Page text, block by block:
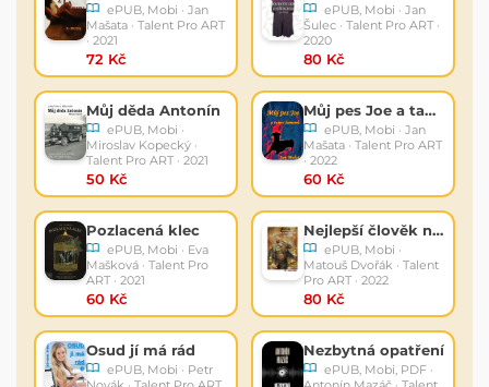
ePUB, Mobi · Jan
Mašata · Talent Pro ART
· 2021
72 Kč
ePUB, Mobi · Jan
Šulec · Talent Pro ART ·
2020
80 Kč
Můj děda Antonín
ePUB, Mobi ·
Miroslav Kopecký ·
Talent Pro ART · 2021
50 Kč
Můj pes Joe a tanec šamanů
ePUB, Mobi · Jan
Mašata · Talent Pro ART
· 2022
60 Kč
Pozlacená klec
ePUB, Mobi · Eva
Mašková · Talent Pro
ART · 2021
60 Kč
Nejlepší člověk na světě
ePUB, Mobi ·
Matouš Dvořák · Talent
Pro ART · 2022
80 Kč
Osud jí má rád
ePUB, Mobi · Petr
Nezbytná opatření
ePUB, Mobi, PDF ·